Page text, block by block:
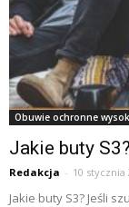
Obuwie ochronne
Jakie buty S3?
Redakcja - 10 stycznia
Jakie buty S3? Jeśli